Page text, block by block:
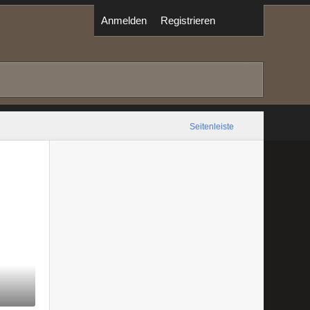
Anmelden Registrieren
Seitenleiste